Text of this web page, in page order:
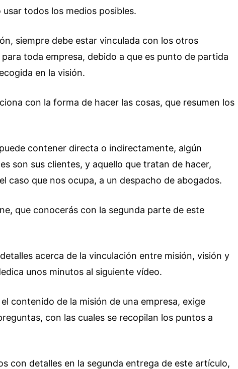
todos los medios posibles.
siempre debe estar vinculada con los otros
toda empresa, debido a que es punto de partida
en la visión.
con la forma de hacer las cosas, que resumen los
contener directa o indirectamente, algún
son sus clientes, y aquello que tratan de hacer,
caso que nos ocupa, a un despacho de abogados.
que conocerás con la segunda parte de este
acerca de la vinculación entre misión, visión y
unos minutos al siguiente vídeo.
contenido de la misión de una empresa, exige
con las cuales se recopilan los puntos a
con detalles en la segunda entrega de este artículo,